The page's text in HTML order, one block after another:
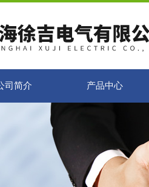
司简介 产品中心